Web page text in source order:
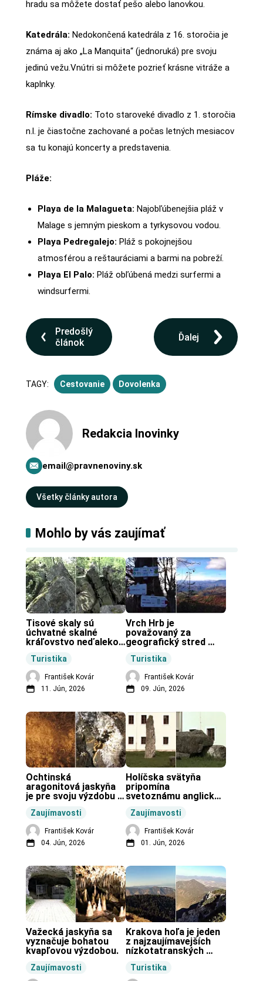
hradu sa môžete dostať pešo alebo lanovkou.
Katedrála: Nedokončená katedrála z 16. storočia je
známa aj ako „La Manquita“ (jednoruká) pre svoju
jedinú vežu.Vnútri si môžete pozrieť krásne vitráže a
kaplnky.
Rímske divadlo: Toto staroveké divadlo z 1. storočia
n.l. je čiastočne zachované a počas letných mesiacov
sa tu konajú koncerty a predstavenia.
Pláže:
Playa de la Malagueta: Najobľúbenejšia pláž v
Malage s jemným pieskom a tyrkysovou vodou.
Playa Pedregalejo: Pláž s pokojnejšou
atmosférou a reštauráciami a barmi na pobreží.
Playa El Palo: Pláž obľúbená medzi surfermi a
windsurfermi.
Predošlý
článok
Ďalej
TAGY: Cestovanie Dovolenka
Redakcia Inovinky
email@pravnenoviny.sk
Všetky články autora
Mohlo by vás zaujímať
Turistika
Tisové skaly sú
úchvatné skalné
kráľovstvo neďaleko
František Kovár
11. Jún, 2026
Turistika
Vrch Hrb je
považovaný za
geografický stred
František Kovár
09. Jún, 2026
Zaujímavosti
Ochtinská
aragonitová jaskyňa
je pre svoju výzdobu
vo svete.
František Kovár
04. Jún, 2026
Zaujímavosti
Holíčska svätyňa
pripomína
svetoznámu anglickú
František Kovár
01. Jún, 2026
Zaujímavosti
Važecká jaskyňa sa
vyznačuje bohatou
kvapľovou výzdobou.
Turistika
Krakova hoľa je jeden
z najzaujímavejších
nízkotatranských